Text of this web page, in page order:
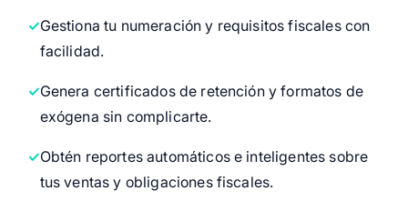
Gestiona tu numeración y requisitos fiscales con
facilidad.
Genera certificados de retención y formatos de
exógena sin complicarte.
Obtén reportes automáticos e inteligentes sobre
tus ventas y obligaciones fiscales.